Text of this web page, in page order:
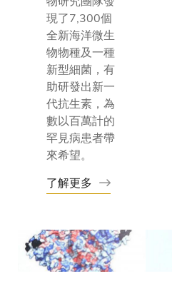
現了7,300個
全新海洋微生
物物種及一種
新型細菌，有
助研發出新一
代抗生素，為
數以百萬計的
罕見病患者帶
來希望。
了解更多